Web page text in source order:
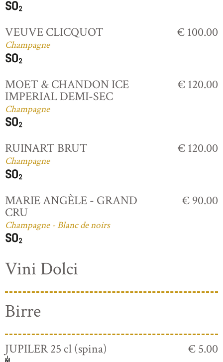
VEUVE CLICQUOT
Champagne
€ 100.00
MOET & CHANDON ICE
IMPERIAL DEMI-SEC
Champagne
€ 120.00
RUINART BRUT
Champagne
€ 120.00
MARIE ANGÈLE - GRAND
CRU
Champagne - Blanc de noirs
€ 90.00
Vini Dolci
Birre
JUPILER 25 cl (spina) € 5.00